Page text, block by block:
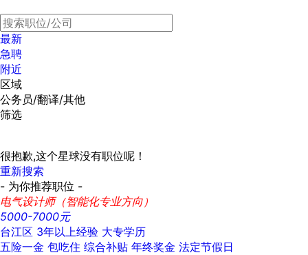
最新
急聘
附近
区域
公务员/翻译/其他
筛选
很抱歉,这个星球没有职位呢！
重新搜索
- 为你推荐职位 -
电气设计师（智能化专业方向）
5000-7000元
台江区 3年以上经验 大专学历
五险一金 包吃住 综合补贴 年终奖金 法定节假日